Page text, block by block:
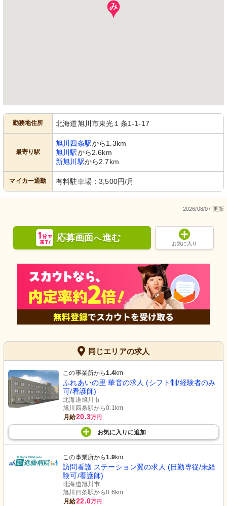
勤務地住所 北海道旭川市東光１条1-1-17
最寄り駅
旭川四条駅から1.3km
旭川駅から2.6km
新旭川駅から2.7km
マイカー通勤 有料駐車場：3,500円/月
2026/08/07 更新
応募画面へ進む
お気に入り
同じエリアの求人
この事業所から1.4km
ふれあいの里 華音の求人 (シフト制/経験者のみ
可/看護師)
北海道旭川市
旭川四条駅から0.1km
月給20.3万円
お気に入り に追加
この事業所から1.9km
訪問看護 ステーション翼の求人 (日勤専従/未経
験可/看護師)
北海道旭川市
旭川四条駅から0.6km
月給22.0万円